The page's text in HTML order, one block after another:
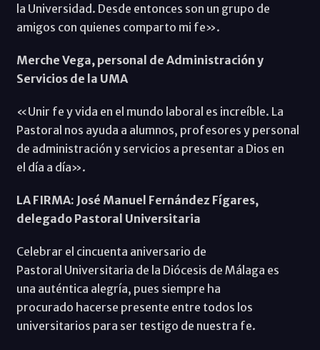
la Universidad. Desde entonces son un grupo de
amigos con quienes comparto mi fe».
Merche Vega, personal de Administración y
Servicios de la UMA
«Unir fe y vida en el mundo laboral es increíble. La
Pastoral nos ayuda a alumnos, profesores y personal
de administración y servicios a presentar a Dios en
el día a día».
LA FIRMA: José Manuel Fernández Fígares,
delegado Pastoral Universitaria
Celebrar el cincuenta aniversario de
Pastoral Universitaria de la Diócesis de Málaga es
una auténtica alegría, pues siempre ha
procurado hacerse presente entre todos los
universitarios para ser testigo de nuestra fe.